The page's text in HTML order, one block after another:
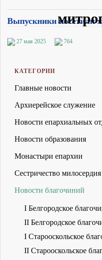
Выпускники посетили
27 мая 2025 764
КАТЕГОРИИ
Главные новости
Архиерейское служение
Новости епархиальных
Новости образования
Монастыри епархии
Сестричество милосердия
Новости благочиний
I Белгородское
II Белгородское
I Старооскольское
II Старооскольское